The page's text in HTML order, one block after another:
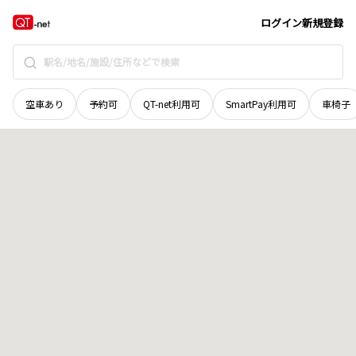
ログイン新規登録
空車あり 予約可 QT-net利用可 SmartPay利用可 車椅子
愛媛県